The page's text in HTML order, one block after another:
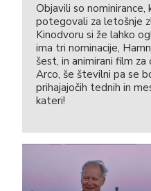
Objavili so nominirance,
potegovali za letošnje
Kinodvoru si že lahko
ima tri nominacije,
šest, in animirani film
Arco, še številni pa se
prihajajočih tednih in
kateri!